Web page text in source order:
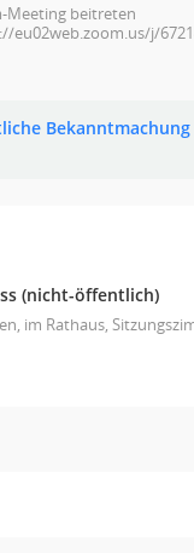
Meeting beitreten
eu02web.zoom.us/j/
Bekanntmachung
(nicht-öffentlich)
im Rathaus,